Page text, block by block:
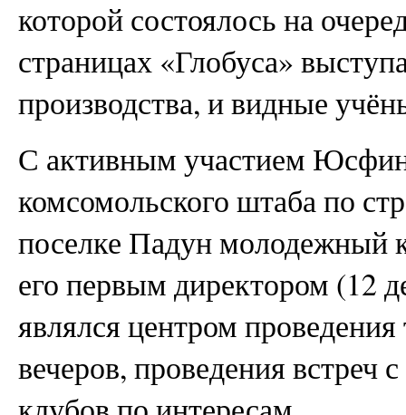
которой состоялось на
страницах «Глобуса»
производства, и видные
С активным участием
комсомольского штаба по
поселке Падун молодежный
его первым директором (12
являлся центром
вечеров, проведения